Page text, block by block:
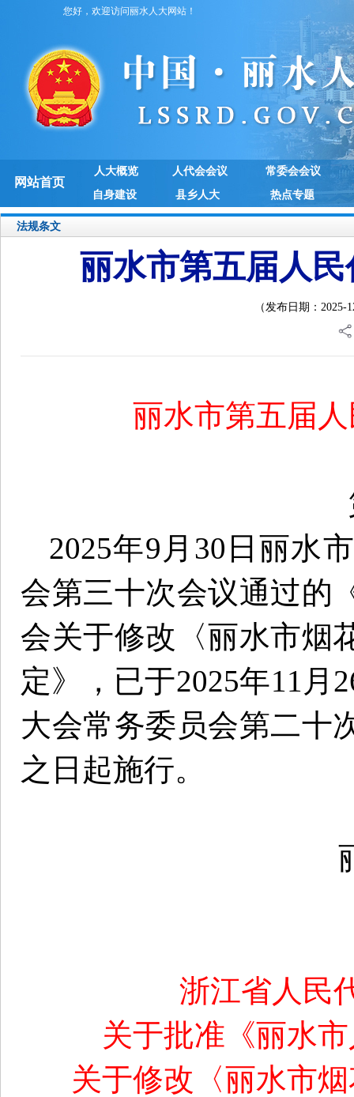
您好，欢迎访问丽水人大网站！
网站首页
人大概览 人代会会议
常委会会议
自身建设
县乡人大 热点专题
法规条文
丽水市第五届人
（发布日期：
丽水市第五届
2025年9月30日丽水
会第三十次会议通过的
会关于修改〈丽水市烟
定》，已于2025年11月
大会常务委员会第二十
之日起施行。
浙江省人民
关于批准《丽水
关于修改〈丽水市